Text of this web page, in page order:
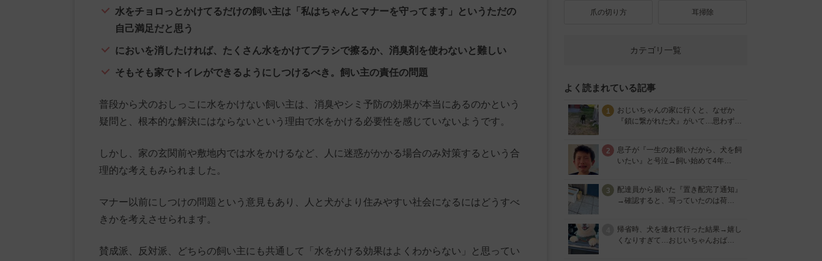
水をチョロっとかけてるだけの飼い主は「私はちゃんとマナーを守ってます」というただの
自己満足だと思う
においを消したければ、たくさん水をかけてブラシで擦るか、消臭剤を使わないと難しい
そもそも家でトイレができるようにしつけるべき。飼い主の責任の問題
普段から犬のおしっこに水をかけない飼い主は、消臭やシミ予防の効果が本当にあるのかという
疑問と、根本的な解決にはならないという理由で水をかける必要性を感じていないようです。
しかし、家の玄関前や敷地内では水をかけるなど、人に迷惑がかかる場合のみ対策するという合
理的な考えもみられました。
マナー以前にしつけの問題という意見もあり、人と犬がより住みやすい社会になるにはどうすべ
きかを考えさせられます。
賛成派、反対派、どちらの飼い主にも共通して「水をかける効果はよくわからない」と思ってい
爪の切り方 耳掃除
カテゴリ一覧
よく読まれている記事
1
おじいちゃんの家に行くと、なぜか
『鎖に繋がれた犬』がいて…思わず…
2
息子が『一生のお願いだから、犬を飼
いたい』と号泣→飼い始めて4年…
3
配達員から届いた『置き配完了通知』
→確認すると、写っていたのは荷…
帰省時、犬を連れて行った結果→嬉し
くなりすぎて…おじいちゃんおば…